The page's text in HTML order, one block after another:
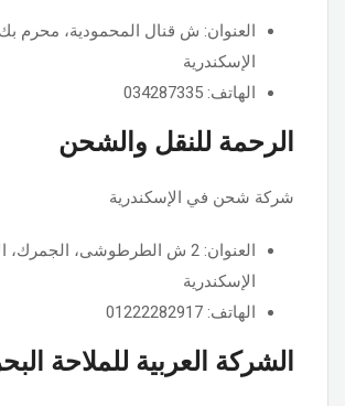
العنوان: ش قنال المحمودية، محرم
الإسكندرية
الهاتف: 034287335
الرحمة للنقل والشحن
شركة شحن في الإسكندرية
العنوان: 2 ش الطرطوشى، الجمرك،
الإسكندرية
الهاتف: 01222282917
الشركة العربية للملاحة